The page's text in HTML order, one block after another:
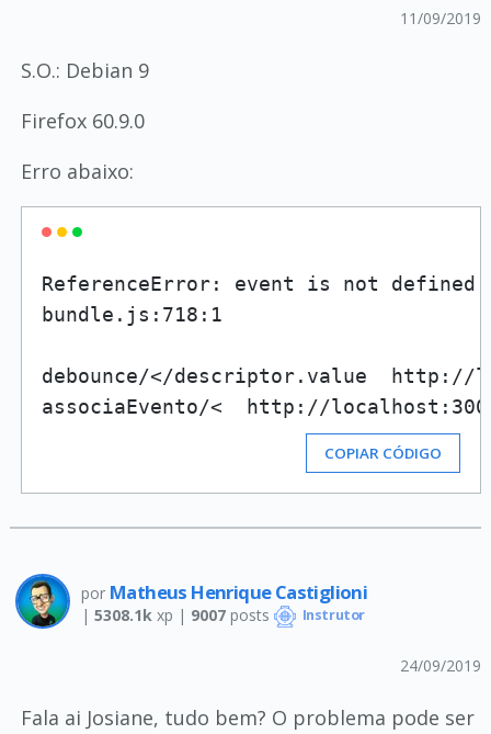
11/09/2019
S.O.: Debian 9
Firefox 60.9.0
Erro abaixo:
ReferenceError: event is not
bundle.js:718:1
debounce/</descriptor.value  http://
associaEvento/<  http://
COPIAR CÓDIGO
por Matheus Henrique Castiglioni
| 5308.1k xp | 9007posts Instrutor
24/09/2019
Fala ai Josiane, tudo bem? O problema pode ser